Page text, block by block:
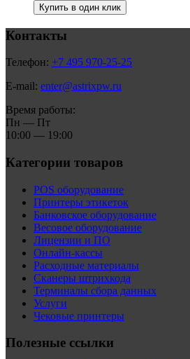
Купить в один клик
Контакты
Телефон: +7 495 970-25-25
E-mail: enter@astrixpw.ru
Время работы:
Пн — Пт
10:00 — 19:00
Категории товаров
POS оборудование
Принтеры этикеток
Банковское оборудование
Весовое оборудование
Лицензии и ПО
Онлайн-кассы
Расходные материалы
Сканеры штрихкода
Терминалы сбора данных
Услуги
Чековые принтеры
Полезные ссылки